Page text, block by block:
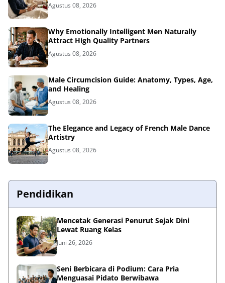
Agustus 08, 2026
Why Emotionally Intelligent Men Naturally
Attract High Quality Partners
Agustus 08, 2026
Male Circumcision Guide: Anatomy, Types, Age,
and Healing
Agustus 08, 2026
The Elegance and Legacy of French Male Dance
Artistry
Agustus 08, 2026
Pendidikan
Mencetak Generasi Penurut Sejak Dini
Lewat Ruang Kelas
Juni 26, 2026
Seni Berbicara di Podium: Cara Pria
Menguasai Pidato Berwibawa